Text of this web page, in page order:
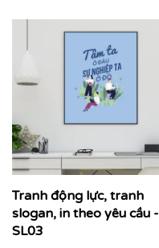
Tranh động lực, tranh
slogan, in theo yêu cầu -
SL03